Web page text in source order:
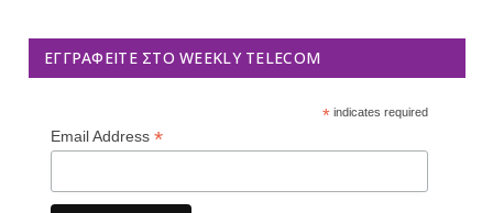
ΕΓΓΡΑΦΕΊΤΕ ΣΤΟ WEEKLY TELECOM
*indicates required
Email Address *